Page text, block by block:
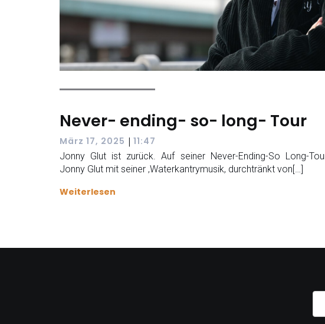
Never- ending- so- long- Tour
März 17, 2025 | 11:47
Jonny Glut ist zurück. Auf seiner Never-Ending-So Long-
Jonny Glut mit seiner ‚Waterkantrymusik, durchtränkt von[…]
Weiterlesen